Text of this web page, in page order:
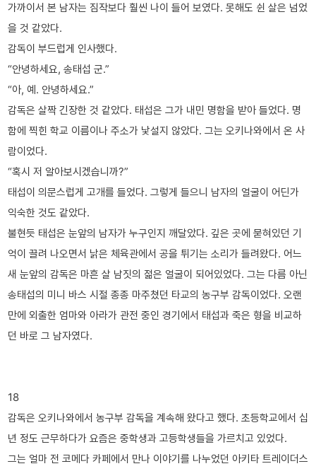
가까이서 본 남자는 짐작보다 훨씬 나이 들어 보였다. 못해도 쉰 살은 넘었
을 것 같았다.
감독이 부드럽게 인사했다.
“안녕하세요, 송태섭 군.”
“아, 예. 안녕하세요.”
감독은 살짝 긴장한 것 같았다. 태섭은 그가 내민 명함을 받아 들었다. 명
함에 찍힌 학교 이름이나 주소가 낯설지 않았다. 그는 오키나와에서 온 사
람이었다.
“혹시 저 알아보시겠습니까?”
태섭이 의문스럽게 고개를 들었다. 그렇게 들으니 남자의 얼굴이 어딘가
익숙한 것도 같았다.
불현듯 태섭은 눈앞의 남자가 누구인지 깨달았다. 깊은 곳에 묻혀있던 기
억이 끌려 나오면서 낡은 체육관에서 공을 튀기는 소리가 들려왔다. 어느
새 눈앞의 감독은 마흔 살 남짓의 젊은 얼굴이 되어있었다. 그는 다름 아닌
송태섭의 미니 바스 시절 종종 마주쳤던 타교의 농구부 감독이었다. 오랜
만에 외출한 엄마와 아라가 관전 중인 경기에서 태섭과 죽은 형을 비교하
던 바로 그 남자였다.
18
감독은 오키나와에서 농구부 감독을 계속해 왔다고 했다. 초등학교에서 십
년 정도 근무하다가 요즘은 중학생과 고등학생들을 가르치고 있었다.
그는 얼마 전 코메다 카페에서 만나 이야기를 나누었던 아키타 트레이더스